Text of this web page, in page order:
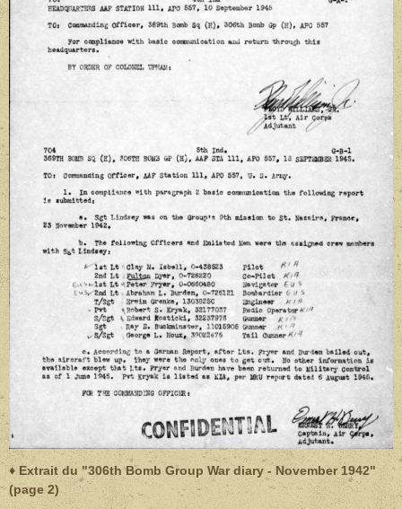
♦ Extrait du "306th Bomb Group War diary - November 1942"
(page 2)